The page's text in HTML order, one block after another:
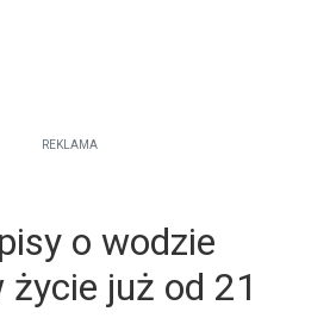
REKLAMA
o wodzie
już od 21